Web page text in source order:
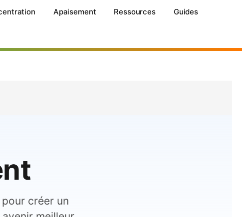
Apaisement Ressources Guides
créer un